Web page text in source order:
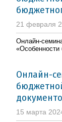
21 февраля
Онлайн-
«Особенности
Онлайн-
15 марта